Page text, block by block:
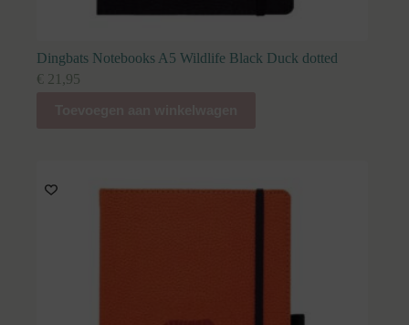
Dingbats Notebooks A5 Wildlife Black Duck dotted
€ 21,95